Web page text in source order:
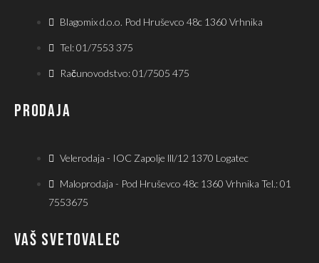
Blagomix d.o.o. Pod Hruševco 48c 1360 Vrhnika
Tel: 01/7553 375
Računovodstvo: 01/7505 475
PRODAJA
Velerodaja - IOC Zapolje lll/12 1370 Logatec
Maloprodaja - Pod Hruševco 48c 1360 Vrhnika Tel.: 01
7553675
VAŠ SVETOVALEC